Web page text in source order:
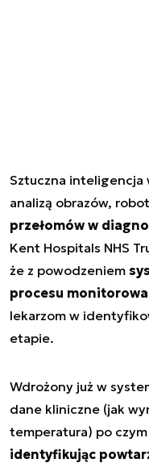
Sztuczna inteligencja
analizą obrazów,
przełomów w
Kent Hospitals NHS
że z powodzeniem
procesu
lekarzom w
etapie.
Wdrożony już w
dane kliniczne (jak
temperatura) po
identyfikując